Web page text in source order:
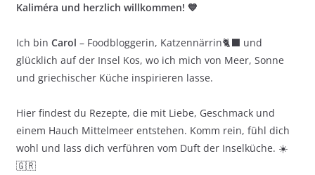
Kaliméra und herzlich willkommen! 💙
Ich bin Carol – Foodbloggerin, Katzennärrin🐈‍⬛ und
glücklich auf der Insel Kos, wo ich mich von Meer, Sonne
und griechischer Küche inspirieren lasse.
Hier findest du Rezepte, die mit Liebe, Geschmack und
einem Hauch Mittelmeer entstehen. Komm rein, fühl dich
wohl und lass dich verführen vom Duft der Inselküche. ☀️
🇬🇷